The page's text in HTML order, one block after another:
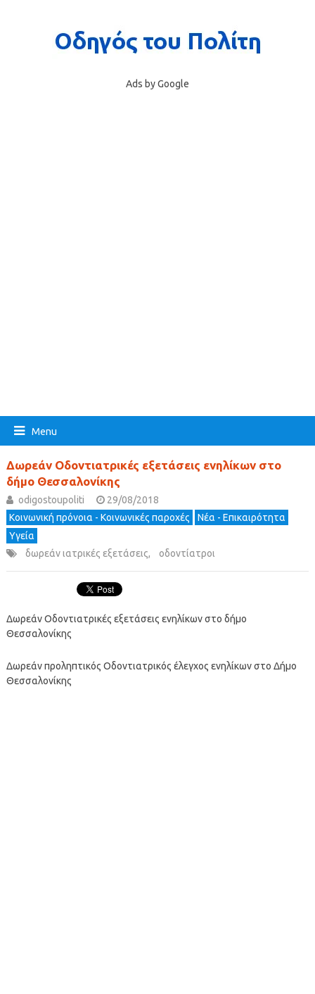
Ads by Google
Menu
Δωρεάν Οδοντιατρικές εξετάσεις ενηλίκων στο
δήμο Θεσσαλονίκης
odigostoupoliti
29/08/2018
Κοινωνική πρόνοια - Κοινωνικές παροχές
Νέα - Επικαιρότητα
Υγεία
δωρεάν ιατρικές εξετάσεις, οδοντίατροι
Δωρεάν Οδοντιατρικές εξετάσεις ενηλίκων στο δήμο
Θεσσαλονίκης
Δωρεάν προληπτικός Οδοντιατρικός έλεγχος ενηλίκων στο Δήμο
Θεσσαλονίκης